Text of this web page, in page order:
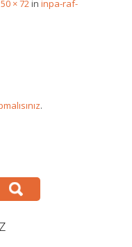
× 72in inpa-raf-
.